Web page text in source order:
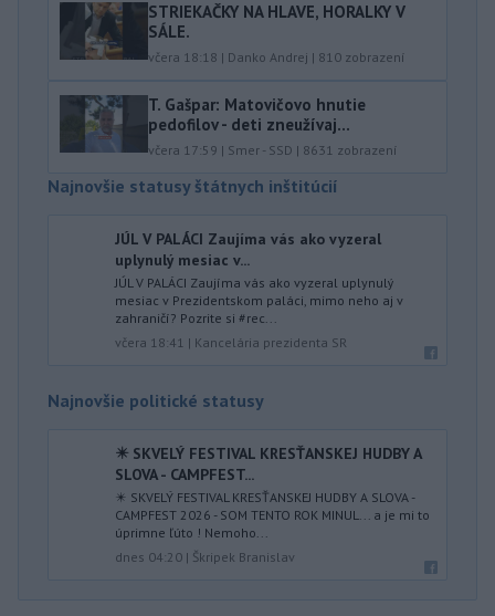
STRIEKAČKY NA HLAVE, HORALKY V
SÁLE.
včera 18:18 | Danko Andrej | 810 zobrazení
T. Gašpar: Matovičovo hnutie
pedofilov - deti zneužívaj...
včera 17:59 | Smer - SSD | 8631 zobrazení
Najnovšie statusy štátnych inštitúcií
JÚL V PALÁCI Zaujíma vás ako vyzeral
uplynulý mesiac v...
JÚL V PALÁCI Zaujíma vás ako vyzeral uplynulý
mesiac v Prezidentskom paláci, mimo neho aj v
zahraničí? Pozrite si #rec...
včera 18:41 | Kancelária prezidenta SR
Najnovšie politické statusy
✴️ SKVELÝ FESTIVAL KRESŤANSKEJ HUDBY A
SLOVA - CAMPFEST...
✴️ SKVELÝ FESTIVAL KRESŤANSKEJ HUDBY A SLOVA -
CAMPFEST 2026 - SOM TENTO ROK MINUL... a je mi to
úprimne ľúto ! Nemoho...
dnes 04:20 | Škripek Branislav